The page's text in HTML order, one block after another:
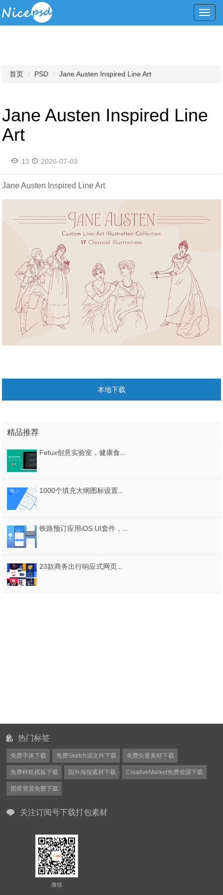
首页 PSD Jane Austen Inspired Line Art
Jane Austen Inspired Line
Art
13 2026-07-03
Jane Austen Inspired Line Art
本地下载
精品推荐
热门标签
免费字体下载 免费Sketch源文件下载 免费矢量素材下载
免费样机模板下载 国外海报素材下载 CreativeMarket免费资源下载
图库资源免费下载
关注订阅号下载打包素材
微信